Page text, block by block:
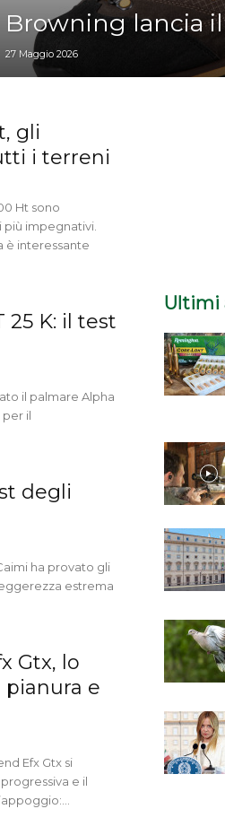
Browning lancia
27 Maggio 2026
gli
i terreni
Ht sono
impegnativi.
è interessante
25 K: il test
il palmare Alpha
per il
degli
ha provato gli
estrema
Gtx, lo
pianura e
Efx Gtx si
e il
Ultimi